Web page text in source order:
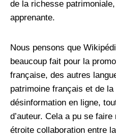
de la richesse
apprenante.
Nous pensons que
beaucoup fait pour la
française, des autres
patrimoine français et de
désinformation en ligne,
d’auteur. Cela a pu se
étroite collaboration entre